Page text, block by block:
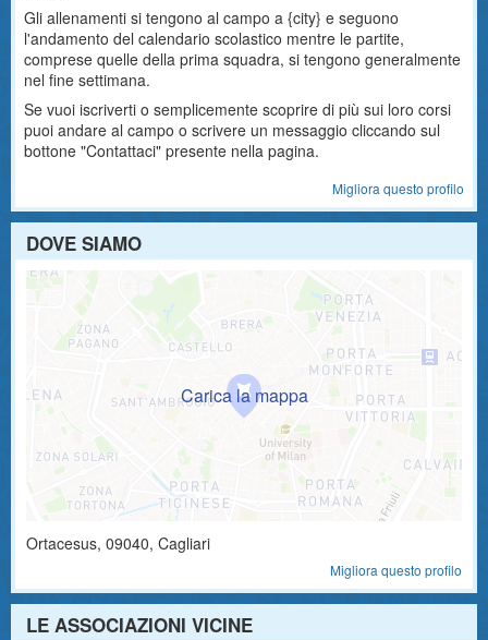
Gli allenamenti si tengono al campo a {city} e seguono
l'andamento del calendario scolastico mentre le partite,
comprese quelle della prima squadra, si tengono generalmente
nel fine settimana.
Se vuoi iscriverti o semplicemente scoprire di più sui loro corsi
puoi andare al campo o scrivere un messaggio cliccando sul
bottone "Contattaci" presente nella pagina.
Migliora questo profilo
DOVE SIAMO
Ortacesus, 09040, Cagliari
Migliora questo profilo
LE ASSOCIAZIONI VICINE